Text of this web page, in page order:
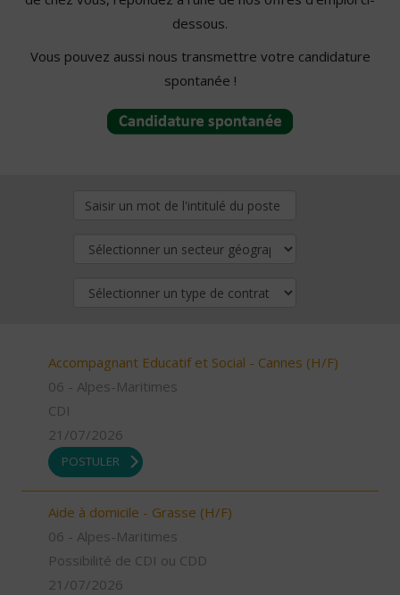
dessous.
Vous pouvez aussi nous transmettre votre candidature
spontanée !
Accompagnant Educatif et Social - Cannes (H/F)
06 - Alpes-Maritimes
CDI
21/07/2026
POSTULER
Aide à domicile - Grasse (H/F)
06 - Alpes-Maritimes
Possibilité de CDI ou CDD
21/07/2026